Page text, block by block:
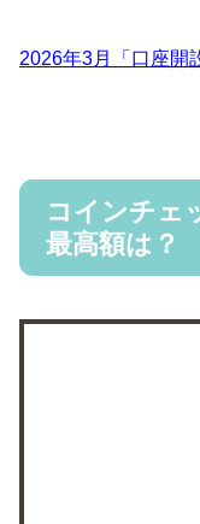
2026年3月「口座開
コインチェ
最高額は？